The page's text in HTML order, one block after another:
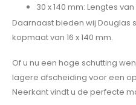
30 x 140 mm: Lengtes
Daarnaast bieden wij Douglas
kopmaat van 16 x 140 mm.
Of u nu een hoge schutting
lagere afscheiding voor een
Neerkant vindt u de perfecte